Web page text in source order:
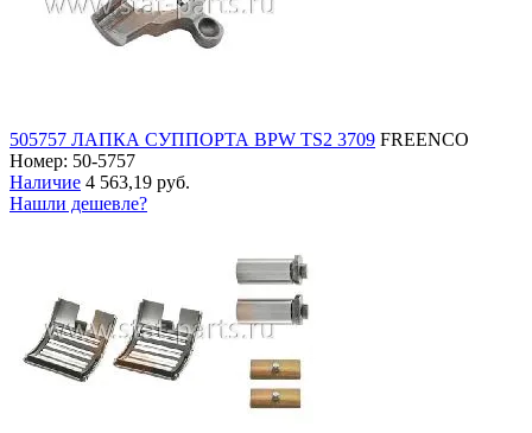
505757 ЛАПКА СУППОРТА BPW TS2 3709 FREENCO
Номер: 50-5757
Наличие 4 563,19 руб.
Нашли дешевле?